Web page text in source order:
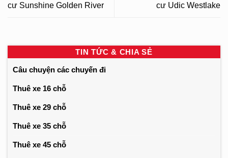
cư Sunshine Golden River
cư Udic Westlake
TIN TỨC & CHIA SẺ
Câu chuyện các chuyến đi
Thuê xe 16 chỗ
Thuê xe 29 chỗ
Thuê xe 35 chỗ
Thuê xe 45 chỗ